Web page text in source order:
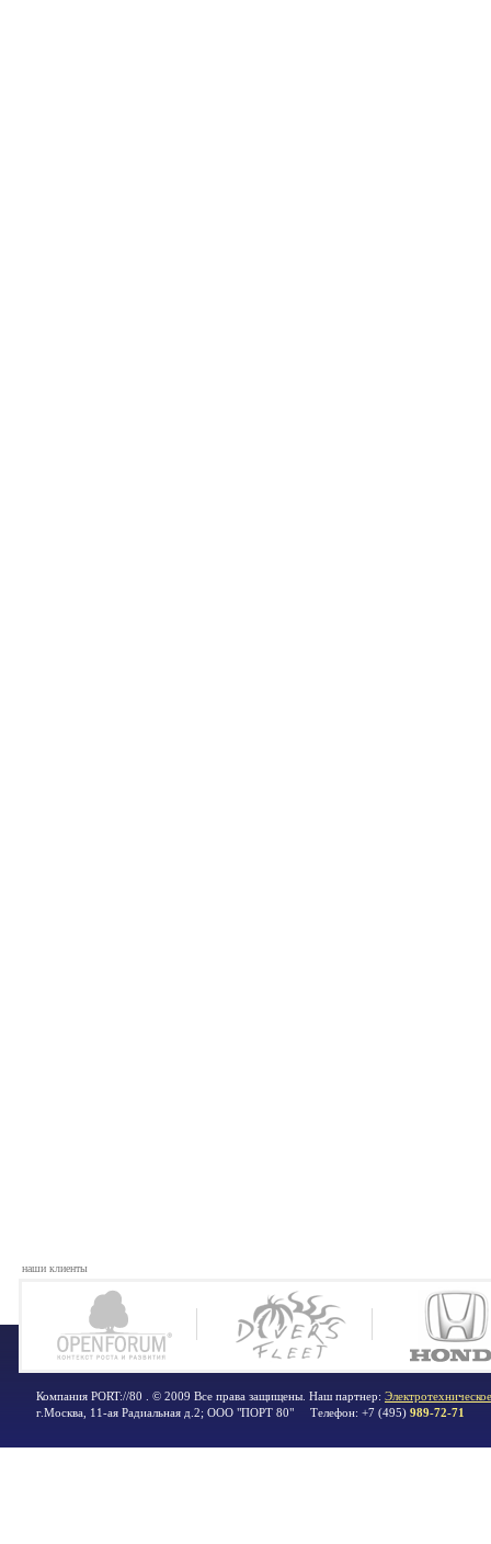
наши клиенты
Компания PORT://80 . © 2009 Все права защищены. Наш партнер:
г.Москва 11-ая Радиальная д.2; ООО "ПОРТ 80" Телефон: +7 (495) 989-72-71